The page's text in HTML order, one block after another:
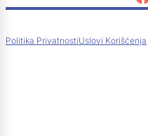
Politika PrivatnostiUslovi Korišćenja